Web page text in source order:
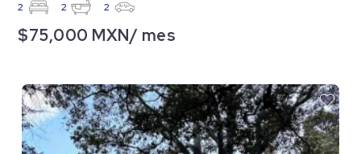
2 2 2
$75,000 MXN/ mes